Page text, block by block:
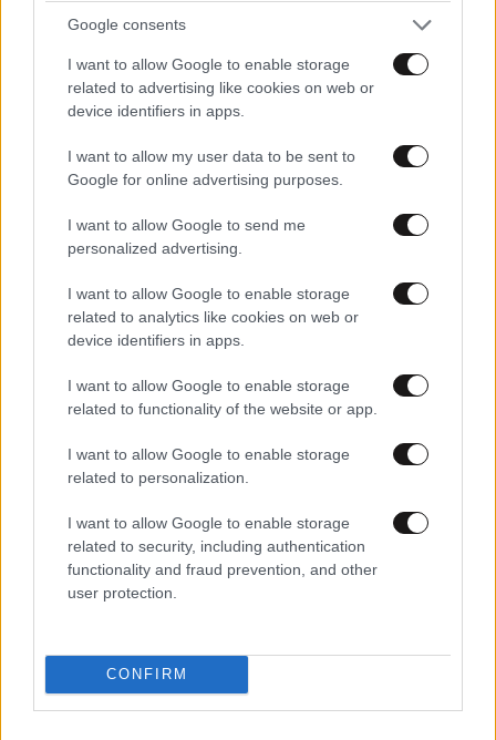
Google consents
I want to allow Google to enable storage
related to advertising like cookies on web or
device identifiers in apps.
I want to allow my user data to be sent to
Google for online advertising purposes.
I want to allow Google to send me
personalized advertising.
I want to allow Google to enable storage
related to analytics like cookies on web or
device identifiers in apps.
I want to allow Google to enable storage
related to functionality of the website or app.
I want to allow Google to enable storage
related to personalization.
I want to allow Google to enable storage
related to security, including authentication
functionality and fraud prevention, and other
user protection.
CONFIRM
LIFESTYLE2 ω. πριν
Εριέττα Κούρκουλου – Τα 33α γενέθλια και τα
φιλιά με τον Βύρωνα Βασιλειάδη: «Καμία στιγμή
ευτυχίας δεδομένη»
30 λ. πριν
Μυστήριο 3.500 ετών στη Σαντορίνη: Ο έφηβος